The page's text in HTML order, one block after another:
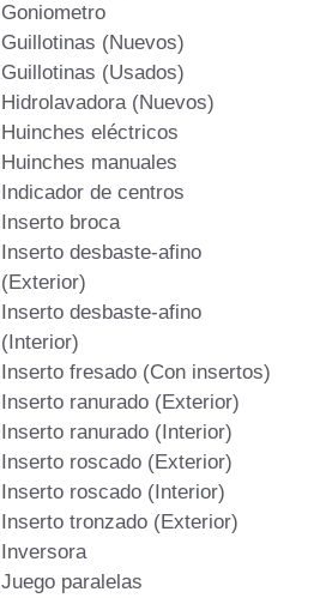
Goniometro
Guillotinas (Nuevos)
Guillotinas (Usados)
Hidrolavadora (Nuevos)
Huinches eléctricos
Huinches manuales
Indicador de centros
Inserto broca
Inserto desbaste-afino
(Exterior)
Inserto desbaste-afino
(Interior)
Inserto fresado (Con insertos)
Inserto ranurado (Exterior)
Inserto ranurado (Interior)
Inserto roscado (Exterior)
Inserto roscado (Interior)
Inserto tronzado (Exterior)
Inversora
Juego paralelas